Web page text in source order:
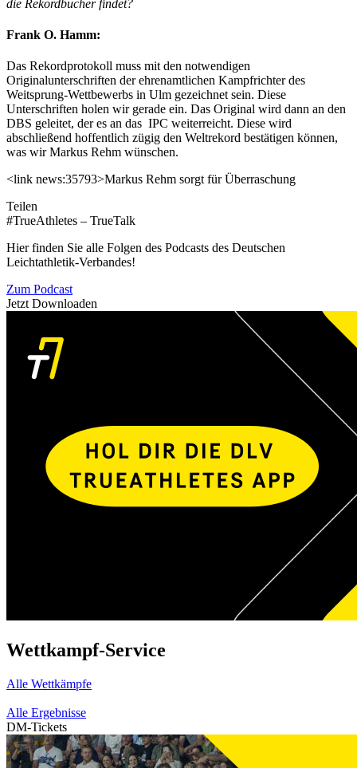
die Rekordbücher findet?
Frank O. Hamm:
Das Rekordprotokoll muss mit den notwendigen
Originalunterschriften der ehrenamtlichen Kampfrichter des
Weitsprung-Wettbewerbs in Ulm gezeichnet sein. Diese
Unterschriften holen wir gerade ein. Das Original wird dann an den
DBS geleitet, der es an das IPC weiterreicht. Diese wird
abschließend hoffentlich zügig den Weltrekord bestätigen können,
was wir Markus Rehm wünschen.
<link news:35793>Markus Rehm sorgt für Überraschung
Teilen
#TrueAthletes – TrueTalk
Hier finden Sie alle Folgen des Podcasts des Deutschen
Leichtathletik-Verbandes!
Zum Podcast
Jetzt Downloaden
Wettkampf-Service
Alle Wettkämpfe
Alle Ergebnisse
DM-Tickets